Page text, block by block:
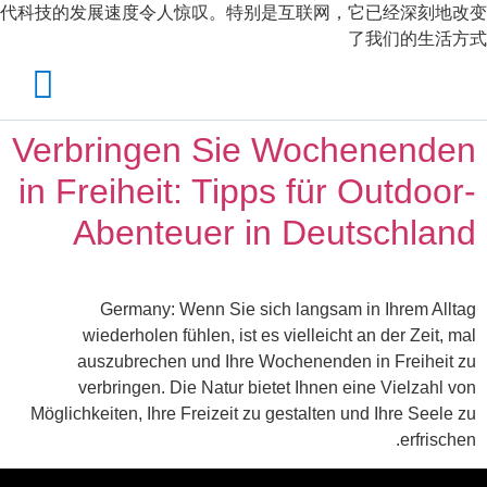
代科技的发展速度令人惊叹。特别是互联网，它已经深刻地改变
了我们的生活方式
Verbringen Sie Wochenenden
in Freiheit: Tipps für Outdoor-
Abenteuer in Deutschland
Germany: Wenn Sie sich langsam in Ihrem Alltag
wiederholen fühlen, ist es vielleicht an der Zeit, mal
auszubrechen und Ihre Wochenenden in Freiheit zu
verbringen. Die Natur bietet Ihnen eine Vielzahl von
Möglichkeiten, Ihre Freizeit zu gestalten und Ihre Seele zu
erfrischen.